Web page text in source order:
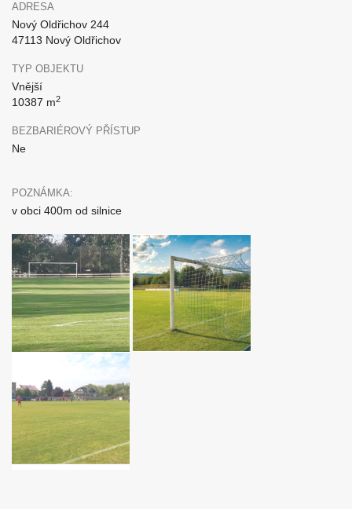
ADRESA
Nový Oldřichov 244
47113 Nový Oldřichov
TYP OBJEKTU
Vnější
10387 m2
BEZBARIÉROVÝ PŘÍSTUP
Ne
POZNÁMKA:
v obci 400m od silnice